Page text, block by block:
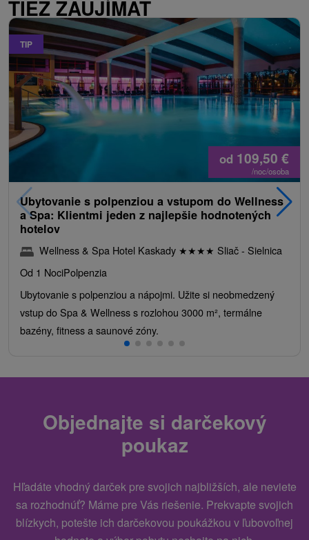
TIEŽ ZAUJÍMAŤ
TIP
od 109,50 €
/noc/osoba
Ubytovanie s polpenziou a vstupom do Wellness
a Spa: Klientmi jeden z najlepšie hodnotených
hotelov
Wellness & Spa Hotel Kaskady ★★★★ Sliač - Sielnica
Od 1 NociPolpenzia
Ubytovanie s polpenziou a nápojmi. Užite si neobmedzený
vstup do Spa & Wellness s rozlohou 3000 m², termálne
bazény, fitness a saunové zóny.
Objednajte si darčekový
poukaz
Hľadáte vhodný darček pre svojich najbližších, ale neviete
sa rozhodnúť? Máme pre Vás riešenie. Prekvapte svojich
blízkych, potešte ich darčekovou poukážkou v ľubovoľnej